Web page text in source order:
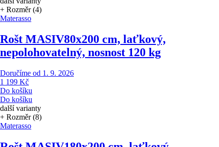
+ Rozměr (4)
Materasso
Rošt MASIV80x200 cm, laťkový,
nepolohovatelný, nosnost 120 kg
Doručíme od 1. 9. 2026
1 199 Kč
Do košíku
Do košíku
další varianty
+ Rozměr (8)
Materasso